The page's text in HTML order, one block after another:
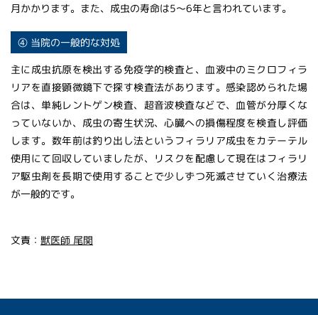
月かかります。また、成虫の寿命は5～6年と言われています。
④ 当院の一般的な対処
主に成虫抗原を検出する免疫学的検査と、血液中のミクロフィラ
リアを直接顕微鏡下で探す検査法があります。感染認められた場
合は、単純レントゲン検査、超音波検査などで、血管が分厚くな
っていないか、成虫の寄生状況、心臓への損傷程度を検査し評価
します。数年前は釣り出し法というフィラリア成虫をカテーテル
使用にて回収していましたが、リスクを配慮して現在はフィラリ
ア駆虫剤を長期で使用することで少しずつ死滅させていく治療法
が一般的です。
文責： 獣医師 尾関